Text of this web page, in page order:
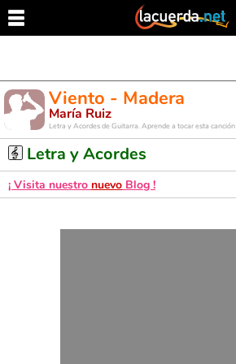
Viento - Madera
María Ruiz
Letra y Acordes de Guitarra. Aprende a tocar esta canción
Letra y Acordes
¡ Visita nuestro nuevo Blog !